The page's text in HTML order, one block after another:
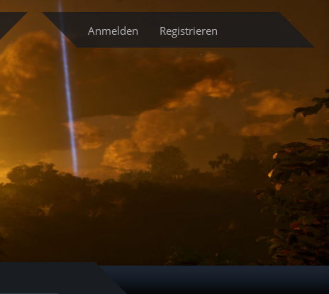
Ticketsystem Anmelden Registrieren